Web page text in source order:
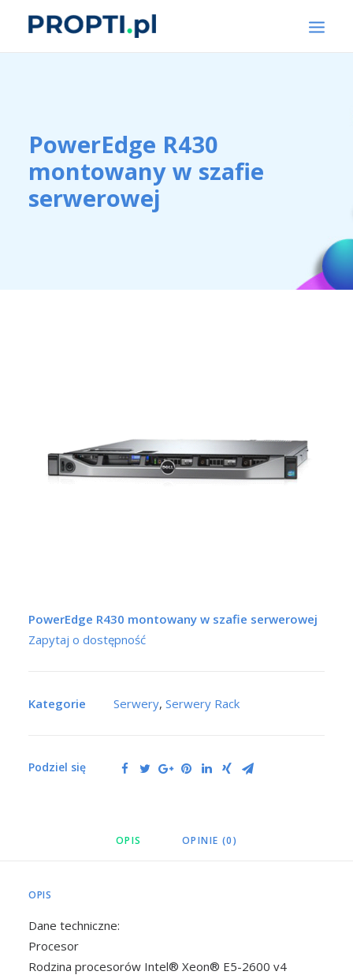
PRODUKTY
KONTAKT
WYSZUKIWANIE
PowerEdge R430
montowany w szafie
serwerowej
PowerEdge R430 montowany w szafie serwerowej
Zapytaj o dostępność
Kategorie Serwery, Serwery Rack
Podziel się
OPIS OPINIE (0)
OPIS
Dane techniczne:
Procesor
Rodzina procesorów Intel® Xeon® E5-2600 v4